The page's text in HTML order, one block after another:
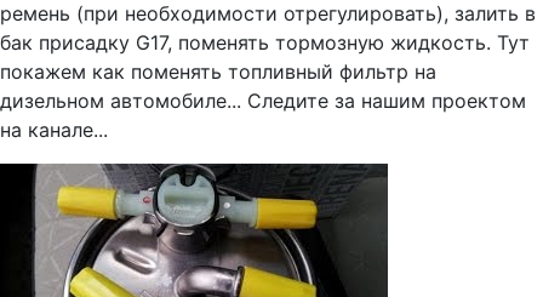
ремень (при необходимости отрегулировать), залить в
бак присадку G17, поменять тормозную жидкость. Тут
покажем как поменять топливный фильтр на
дизельном автомобиле... Следите за нашим проектом
на канале...